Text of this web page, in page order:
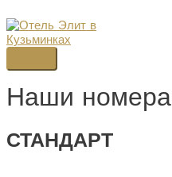
к
содержимому
Главное
Наши номера
СТАНДАРТ